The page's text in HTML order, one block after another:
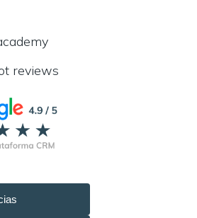
reviews